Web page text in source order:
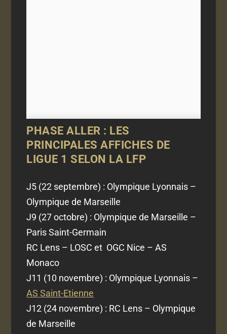
PHASE ALLER : LES
PRINCIPALES AFFICHES DE
LIGUE 1 SELON LA LFP
J5 (22 septembre) : Olympique Lyonnais –
Olympique de Marseille
J9 (27 octobre) : Olympique de Marseille –
Paris Saint-Germain
RC Lens – LOSC et OGC Nice – AS
Monaco
J11 (10 novembre) : Olympique Lyonnais –
AS Saint-Etienne
J12 (24 novembre) : RC Lens – Olympique
de Marseille